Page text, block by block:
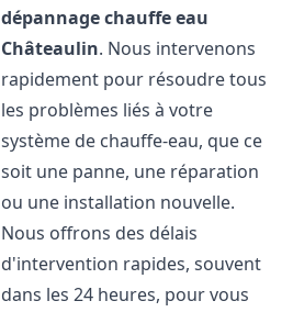
dépannage chauffe eau
Châteaulin. Nous intervenons
rapidement pour résoudre tous
les problèmes liés à votre
système de chauffe-eau, que ce
soit une panne, une réparation
ou une installation nouvelle.
Nous offrons des délais
d'intervention rapides, souvent
dans les 24 heures, pour vous